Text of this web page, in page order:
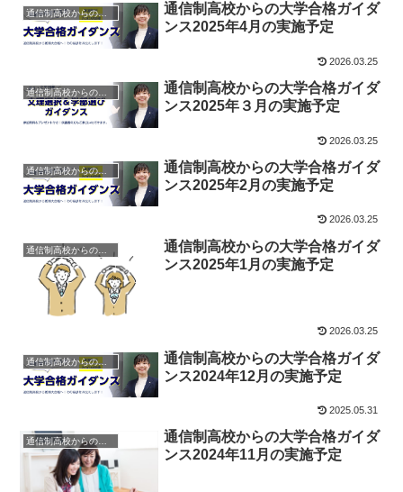
通信制高校からの大学受験
通信制高校からの大学合格ガイダ
ンス2025年4月の実施予定
2026.03.25
通信制高校からの大学受験
通信制高校からの大学合格ガイダ
ンス2025年３月の実施予定
2026.03.25
通信制高校からの大学受験
通信制高校からの大学合格ガイダ
ンス2025年2月の実施予定
2026.03.25
通信制高校からの大学受験
通信制高校からの大学合格ガイダ
ンス2025年1月の実施予定
2026.03.25
通信制高校からの大学受験
通信制高校からの大学合格ガイダ
ンス2024年12月の実施予定
2025.05.31
通信制高校からの大学受験
通信制高校からの大学合格ガイダ
ンス2024年11月の実施予定